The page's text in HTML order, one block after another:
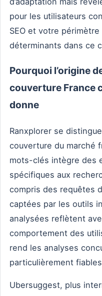
pour les utilisateurs
SEO et votre
déterminants dans ce
Pourquoi l’origine
couverture France
donne
Ranxplorer se
couverture du marché
mots-clés intègre des
spécifiques aux
compris des requêtes
captées par les outils
analysées reflètent
comportement des
rend les analyses
particulièrement
Ubersuggest, plus